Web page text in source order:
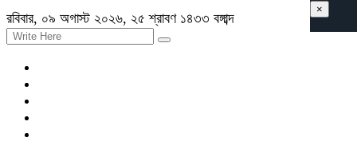
রবিবার, ০৯ অগাস্ট ২০২৬, ২৫ শ্রাবণ ১৪৩৩ বঙ্গাব্দ
×